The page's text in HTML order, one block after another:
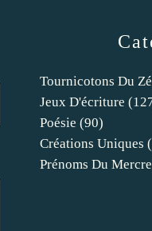
Tournicotons Du
Jeux D'écriture
Poésie (90)
Créations Uniques
Prénoms Du